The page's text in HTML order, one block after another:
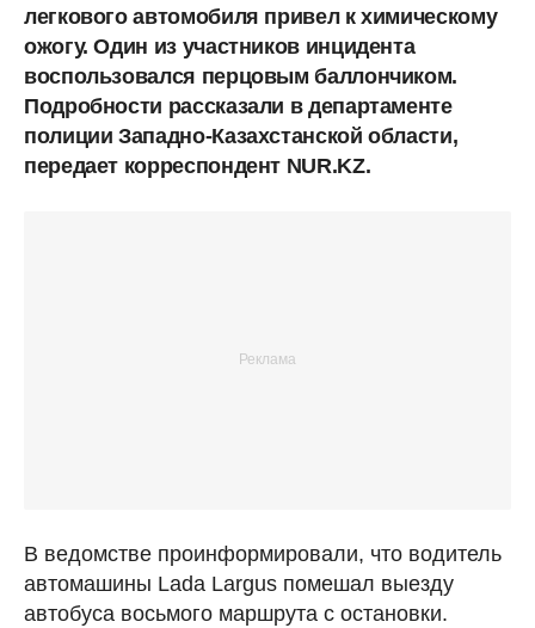
легкового автомобиля привел к химическому
ожогу. Один из участников инцидента
воспользовался перцовым баллончиком.
Подробности рассказали в департаменте
полиции Западно-Казахстанской области,
передает корреспондент NUR.KZ.
В ведомстве проинформировали, что водитель
автомашины Lada Largus помешал выезду
автобуса восьмого маршрута с остановки.